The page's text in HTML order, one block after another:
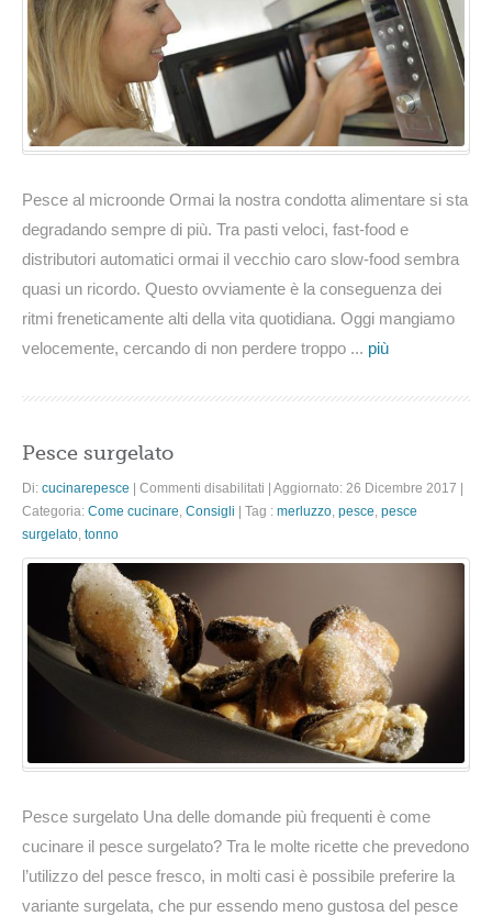
al
microonde
Pesce al microonde Ormai la nostra condotta alimentare si sta
degradando sempre di più. Tra pasti veloci, fast-food e
distributori automatici ormai il vecchio caro slow-food sembra
quasi un ricordo. Questo ovviamente è la conseguenza dei
ritmi freneticamente alti della vita quotidiana. Oggi mangiamo
velocemente, cercando di non perdere troppo ... più
Pesce surgelato
Di: cucinarepesce Commenti disabilitati su
Pesce
Aggiornato: 26 Dicembre 2017
Categoria: Come cucinare, Consigli Tag : merluzzo, pesce, pesce
surgelato, tonno
Pesce surgelato Una delle domande più frequenti è come
cucinare il pesce surgelato? Tra le molte ricette che prevedono
l’utilizzo del pesce fresco, in molti casi è possibile preferire la
variante surgelata, che pur essendo meno gustosa del pesce